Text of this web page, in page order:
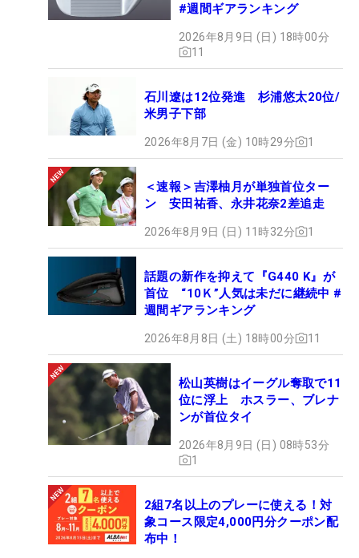
#週間ギアランキング
2026年8月9日 (日) 18時00分
11
石川遼は12位発進 杉浦悠太20位/
米男子下部
2026年8月7日 (金) 10時29分 1
＜速報＞吉澤柚月が単独首位ター
ン 安田祐香、永井花奈2差追走
2026年8月9日 (日) 11時32分 1
話題の新作を抑えて『G440 K』が
首位 “10Ｋ”人気は未だに継続中 #
週間ギアランキング
2026年8月8日 (土) 18時00分 11
松山英樹はイーグル奪取で11
位に浮上 ホスラー、ブレナ
ンが首位タイ
2026年8月9日 (日) 08時53分
1
2組7名以上のプレーに使える！対
象コース限定4,000円分クーポン配
布中！